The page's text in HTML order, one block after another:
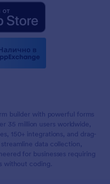
builder with powerful forms
35 million users worldwide,
150+ integrations, and drag-
data collection,
for businesses requiring
without coding.